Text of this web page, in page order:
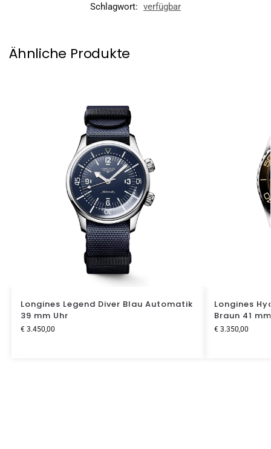
Schlagwort: verfügbar
Ähnliche Produkte
Longines Legend Diver Blau Automatik
39 mm Uhr
€3.450,00
Longines
Braun 41 mm
€3.350,00